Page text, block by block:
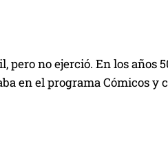
pero no ejerció. En los años
en el programa Cómicos y